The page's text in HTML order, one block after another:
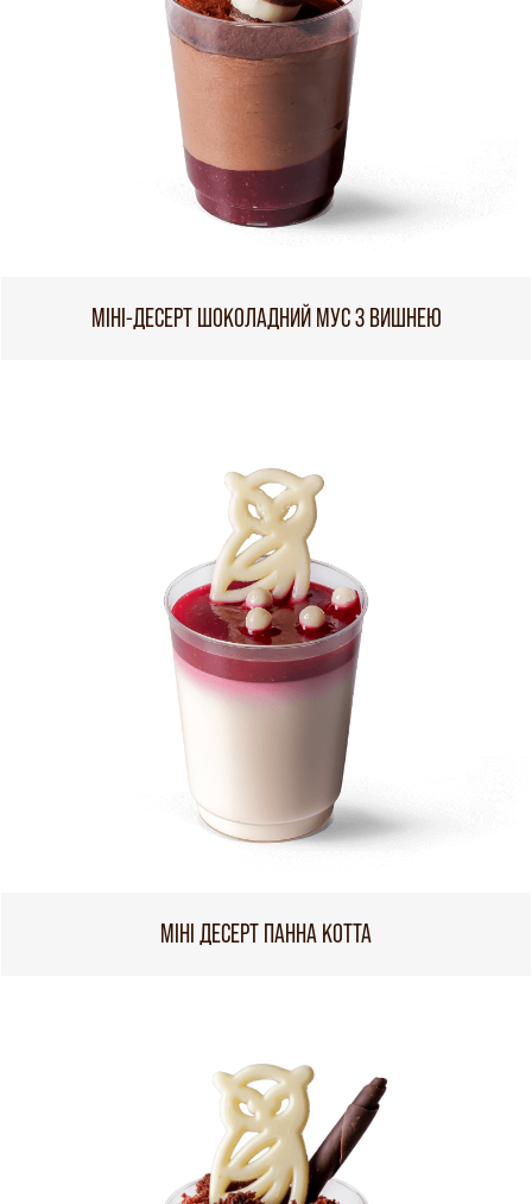
МІНІ-ДЕСЕРТ ШОКОЛАДНИЙ МУС З ВИШНЕЮ
МІНІ ДЕСЕРТ ПАННА КОТТА